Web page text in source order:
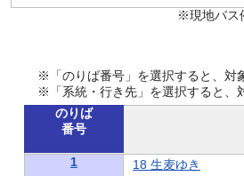
※現地バス
※「のりば番号」を選択すると、対
※「系統・行き先」を選択すると、
のりば
番号
1 18 生麦ゆき